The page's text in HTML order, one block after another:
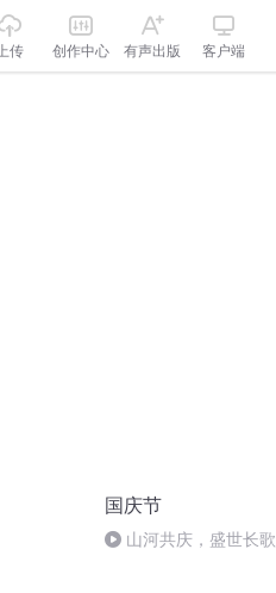
上传 创作中心 有声出版 客户端
国庆节
山河共庆，盛世长歌